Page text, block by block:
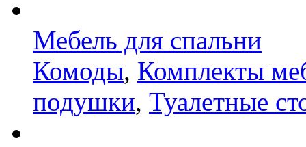
Мебель для спальни
Комоды, Комплекты
подушки, Туалетные